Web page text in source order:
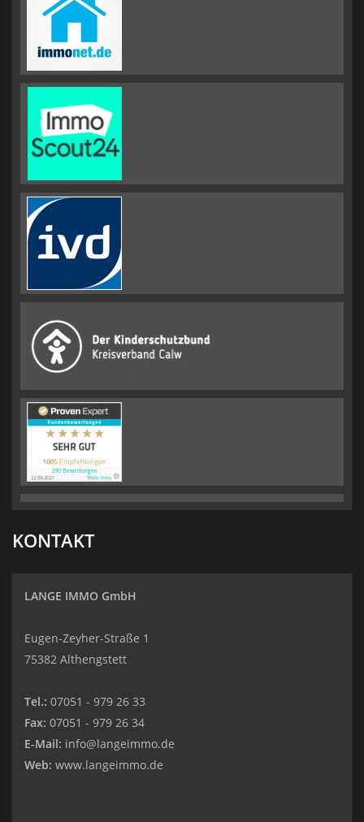
KONTAKT
LANGE IMMO GmbH
Eugen-Zeyher-Straße 1
75382 Althengstett
Tel.: 07051 - 979 26 33
Fax: 07051 - 979 26 34
E-Mail: info@langeimmo.de
Web: www.langeimmo.de